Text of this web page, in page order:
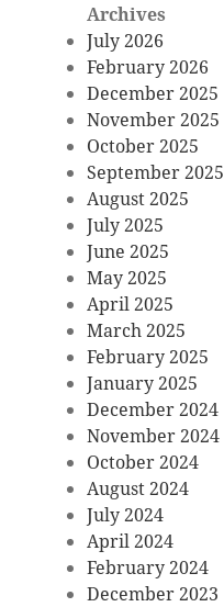
Archives
July 2026
February 2026
December 2025
November 2025
October 2025
September 2025
August 2025
July 2025
June 2025
May 2025
April 2025
March 2025
February 2025
January 2025
December 2024
November 2024
October 2024
August 2024
July 2024
April 2024
February 2024
December 2023